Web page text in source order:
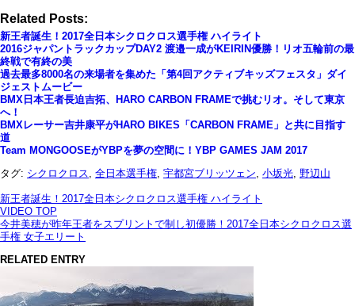
Related Posts:
新王者誕生！2017全日本シクロクロス選手権 ハイライト
2016ジャパントラックカップDAY2 渡邉一成がKEIRIN優勝！リオ五輪前の最
終戦で有終の美
過去最多8000名の来場者を集めた「第4回アクティブキッズフェスタ」ダイ
ジェストムービー
BMX日本王者長迫吉拓、HARO CARBON FRAMEで挑むリオ。そして東京
へ！
BMXレーサー吉井康平がHARO BIKES「CARBON FRAME」と共に目指す
道
Team MONGOOSEがYBPを夢の空間に！YBP GAMES JAM 2017
タグ: シクロクロス, 全日本選手権, 宇都宮ブリッツェン, 小坂光, 野辺山
新王者誕生！2017全日本シクロクロス選手権 ハイライト
VIDEO TOP
今井美穂が昨年王者をスプリントで制し初優勝！2017全日本シクロクロス選
手権 女子エリート
RELATED ENTRY